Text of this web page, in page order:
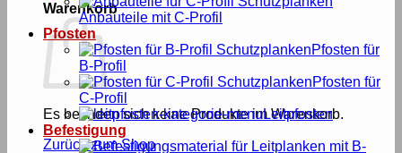
Warenkorb
Es befinden sich keine Produkte im Warenkorb.
Zurück zum Shop
Anbauteile mit C-Profil
Pfosten
Pfosten für
B-Profil
Pfosten für
C-Profil
Leitpfosten
Befestigung